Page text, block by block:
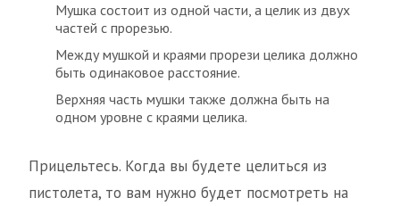
Мушка состоит из одной части, а целик из двух
частей с прорезью.
Между мушкой и краями прорези целика должно
быть одинаковое расстояние.
Верхняя часть мушки также должна быть на
одном уровне с краями целика.
Прицельтесь. Когда вы будете целиться из
пистолета, то вам нужно будет посмотреть на